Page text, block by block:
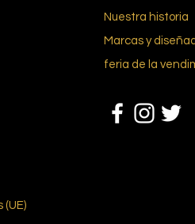
(UE)
Nuestra historia
Marcas y
feria de la